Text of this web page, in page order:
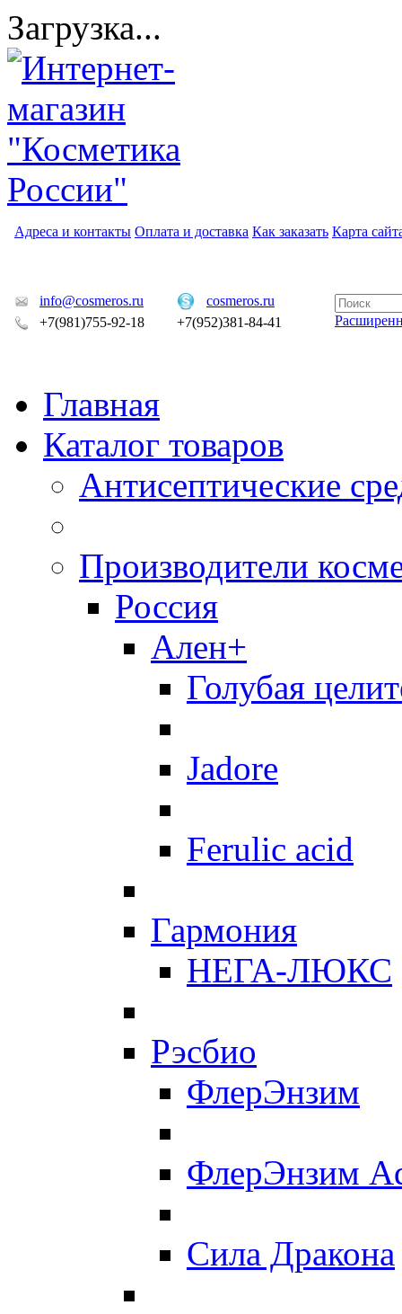
Загрузка...
Адреса и контакты Оплата и доставка Как заказать Карта
info@cosmeros.ru
cosmeros.ru
+7(981)755-92-18
+7(952)381-84-41
Главная
Каталог товаров
Антисептические
Производители
Россия
Ален+
Голубая
Jadore
Ferulic acid
Гармония
НЕГА-ЛЮКС
Рэсбио
ФлерЭнзим
ФлерЭнзим
Сила Дракона